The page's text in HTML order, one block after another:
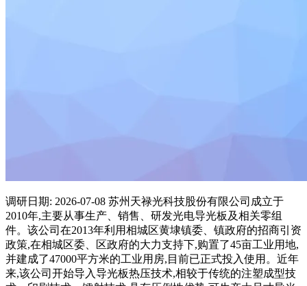
调研日期: 2026-07-08 苏州天禄光科技股份有限公司成立于
2010年,主要从事生产、销售、研发光电导光板及相关零组
件。该公司在2013年利用相城区黄埭镇委、镇政府的招商引资
政策,在相城区委、区政府的大力支持下,购置了45亩工业用地,
并建成了47000平方米的工业用房,目前已正式投入使用。近年
来,该公司开始导入导光板热压技术,相较于传统的注塑成型技